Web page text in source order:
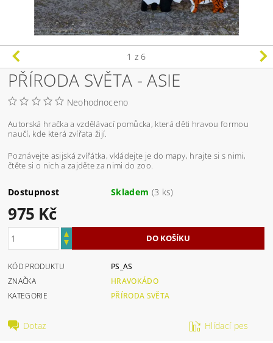
1 z 6
PŘÍRODA SVĚTA - ASIE
Neohodnoceno
Autorská hračka a vzdělávací pomůcka, která děti hravou formou
naučí, kde která zvířata žijí.
Poznávejte asijská zvířátka, vkládejte je do mapy, hrajte si s nimi,
čtěte si o nich a zajděte za nimi do zoo.
Dostupnost Skladem (3 ks)
975 Kč
KÓD PRODUKTU
PS_AS
ZNAČKA
HRAVOKÁDO
KATEGORIE
PŘÍRODA SVĚTA
Dotaz Hlídací pes